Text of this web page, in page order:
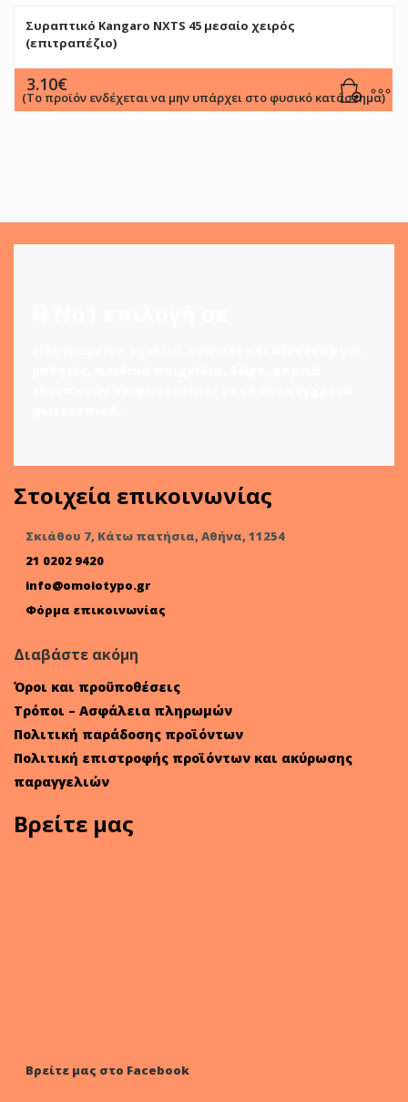
Συραπτικό Kangaro NXTS 45 μεσαίο χειρός
(επιτραπέζιο)
3.10€
(Το προϊόν ενδέχεται να μην υπάρχει στο φυσικό κατάστημα)
Στοιχεία επικοινωνίας
Σκιάθου 7, Κάτω πατήσια, Αθήνα, 11254
21 0202 9420
info@omoiotypo.gr
Φόρμα επικοινωνίας
Διαβάστε ακόμη
Όροι και προϋποθέσεις
Τρόποι – Ασφάλεια πληρωμών
Πολιτική παράδοσης προϊόντων
Πολιτική επιστροφής προϊόντων και ακύρωσης
παραγγελιών
Βρείτε μας
Βρείτε μας στο Facebook